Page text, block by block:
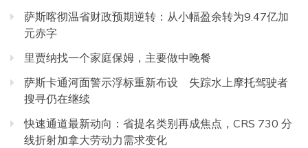
萨斯喀彻温省财政预期逆转：从小幅盈余转为9.47亿加
元赤字
里贾纳找一个家庭保姆，主要做中晚餐
萨斯卡通河面警示浮标重新布设 失踪水上摩托驾驶者
搜寻仍在继续
快速通道最新动向：省提名类别再成焦点，CRS 730 分
线折射加拿大劳动力需求变化